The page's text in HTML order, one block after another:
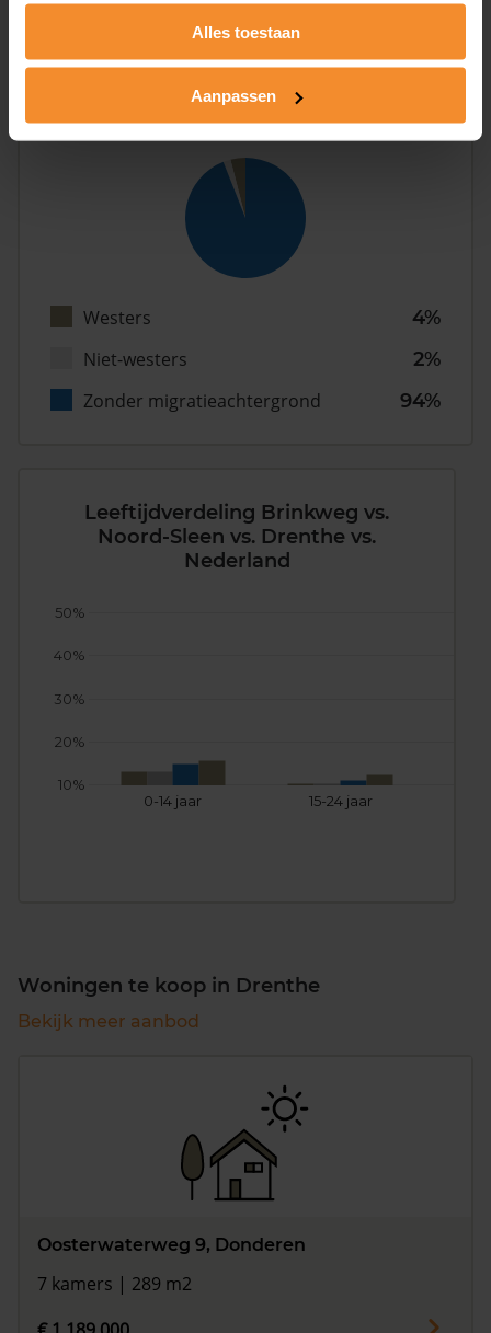
Alles toestaan
Aanpassen
Herkomst
Westers
4%
Niet-westers
2%
Zonder migratieachtergrond
94%
Leeftijdverdeling Brinkweg vs.
Noord-Sleen vs. Drenthe vs.
Nederland
0-14 jaar 15-24 jaar
10%
20%
30%
40%
50%
Woningen te koop in Drenthe
Bekijk meer aanbod
Oosterwaterweg 9, Donderen
7 kamers | 289 m2